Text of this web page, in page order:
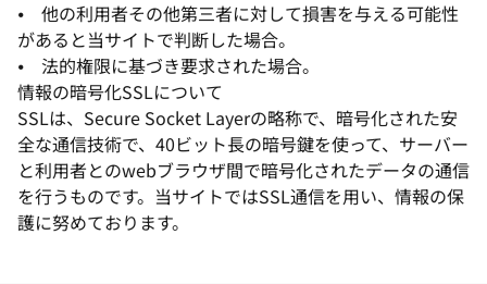
⦁ 他の利用者その他第三者に対して損害を与える可能性
があると当サイトで判断した場合。
⦁ 法的権限に基づき要求された場合。
情報の暗号化SSLについて
SSLは、Secure Socket Layerの略称で、暗号化された安
全な通信技術で、40ビット長の暗号鍵を使って、サーバー
と利用者とのwebブラウザ間で暗号化されたデータの通信
を行うものです。当サイトではSSL通信を用い、情報の保
護に努めております。